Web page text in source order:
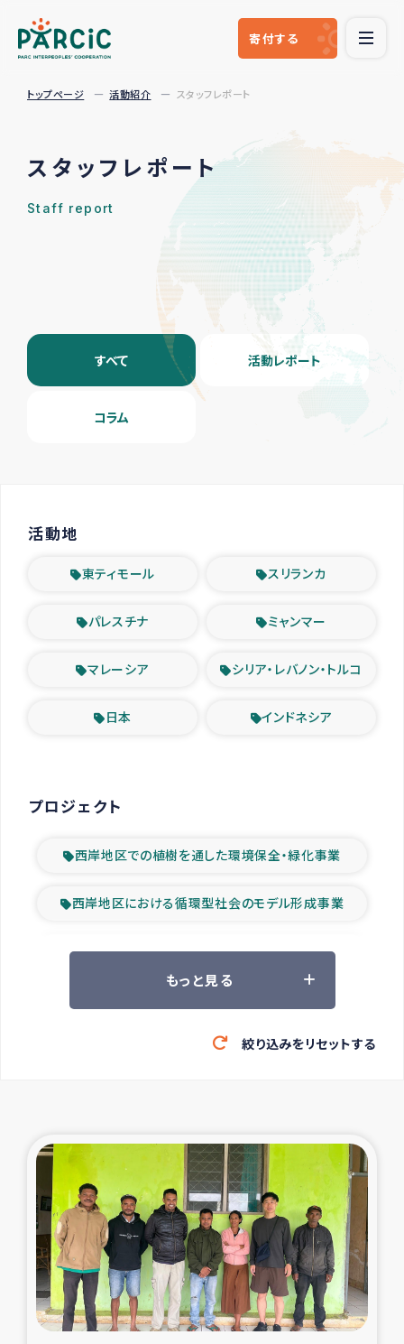
寄付する
トップページ 活動紹介 スタッフレポート
スタッフレポート
Staff report
すべて 活動レポート
コラム
活動地
東ティモール スリランカ
パレスチナ ミャンマー
マレーシア シリア・レバノン・トルコ
日本 インドネシア
プロジェクト
西岸地区での植樹を通した環境保全・緑化事業
西岸地区における循環型社会のモデル形成事業
ツアー参加者の声
緊急救援の時代
東ティモール豪雨緊急支援
大雨による洪水被災者支援
カカオ生産者支援事業
シリア国内避難民・帰還民の生活再建支援
トルコにおけるシリア難民支援事業
もっと見る
絞り込みをリセットする